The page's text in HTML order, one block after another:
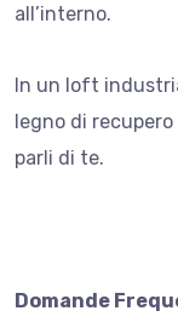
all’interno.
In un loft
legno di
parli di te.
Domande